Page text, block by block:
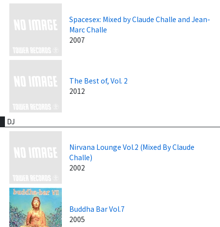
Spacesex: Mixed by Claude Challe and Jean-
Marc Challe
2007
The Best of, Vol. 2
2012
DJ
Nirvana Lounge Vol.2 (Mixed By Claude
Challe)
2002
Buddha Bar Vol.7
2005